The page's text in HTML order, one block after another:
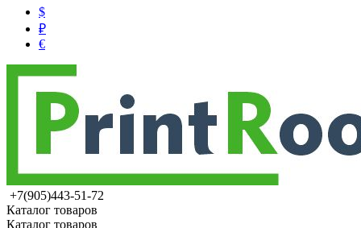
$
₽
€
+7(905)443-51-72
Каталог товаров
Каталог товаров